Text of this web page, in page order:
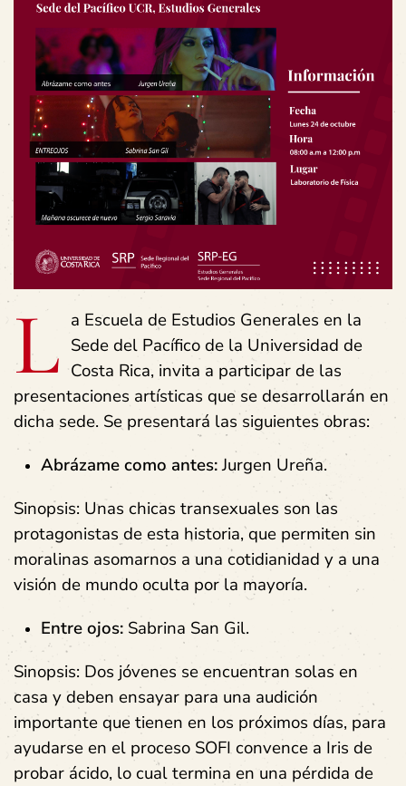
L a Escuela de Estudios Generales en la
Sede del Pacífico de la Universidad de
Costa Rica, invita a participar de las
presentaciones artísticas que se desarrollarán en
dicha sede. Se presentará las siguientes obras:
Abrázame como antes:Jurgen Ureña.
Sinopsis: Unas chicas transexuales son las
protagonistas de esta historia, que permiten sin
moralinas asomarnos a una cotidianidad y a una
visión de mundo oculta por la mayoría.
Entre ojos: Sabrina San Gil.
Sinopsis: Dos jóvenes se encuentran solas en
casa y deben ensayar para una audición
importante que tienen en los próximos días, para
ayudarse en el proceso SOFI convence a Iris de
probar ácido, lo cual termina en una pérdida de